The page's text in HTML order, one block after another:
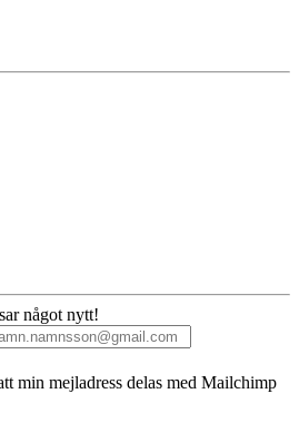
något nytt!
min mejladress delas med Mailchimp